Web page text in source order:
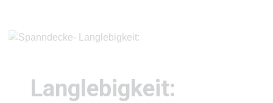
Langlebigkeit: